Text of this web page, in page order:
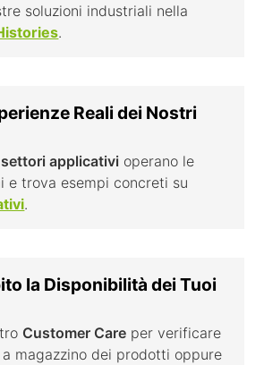
soluzioni industriali nella
.
Reali dei Nostri
settori applicativi operano le
e trova esempi concreti su
.
la Disponibilità dei Tuoi
Customer Care per verificare
magazzino dei prodotti oppure